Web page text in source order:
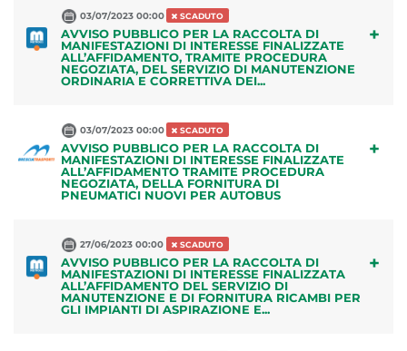
03/07/2023 00:00 SCADUTO
AVVISO PUBBLICO PER LA RACCOLTA DI
MANIFESTAZIONI DI INTERESSE FINALIZZATE
ALL’AFFIDAMENTO, TRAMITE PROCEDURA
NEGOZIATA, DEL SERVIZIO DI MANUTENZIONE
ORDINARIA E CORRETTIVA DEI...
+
03/07/2023 00:00 SCADUTO
AVVISO PUBBLICO PER LA RACCOLTA DI
MANIFESTAZIONI DI INTERESSE FINALIZZATE
ALL’AFFIDAMENTO TRAMITE PROCEDURA
NEGOZIATA, DELLA FORNITURA DI
PNEUMATICI NUOVI PER AUTOBUS
+
27/06/2023 00:00 SCADUTO
AVVISO PUBBLICO PER LA RACCOLTA DI
MANIFESTAZIONI DI INTERESSE FINALIZZATA
ALL’AFFIDAMENTO DEL SERVIZIO DI
MANUTENZIONE E DI FORNITURA RICAMBI PER
GLI IMPIANTI DI ASPIRAZIONE E...
+